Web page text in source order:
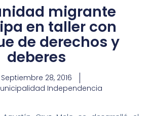
migrante
en taller con
de derechos y
deberes
Septiembre 28, 2016
Independencia